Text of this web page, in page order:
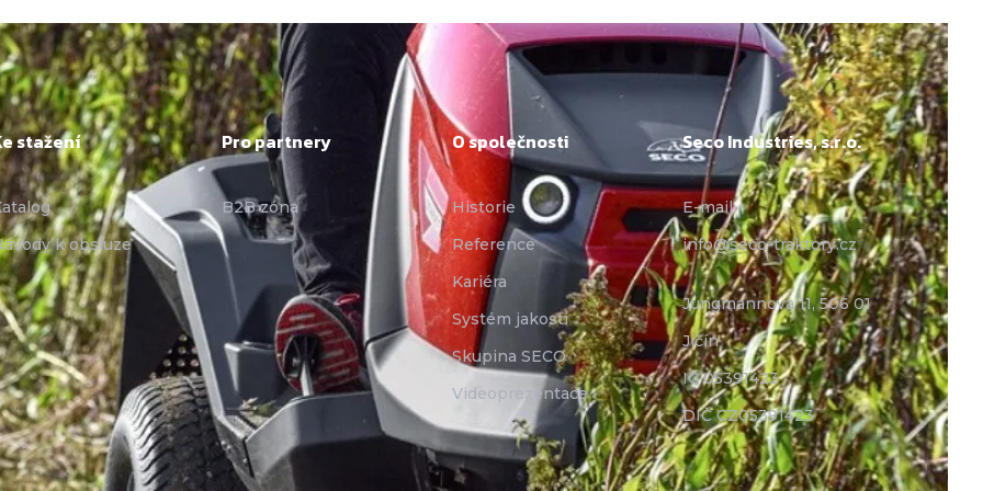
stažení
k obsluze
Pro partnery
B2B zóna
O společnosti
Historie
Reference
Kariéra
Systém jakosti
Skupina SECO
Videoprezentace
Seco Industries, s.r.o.
E-mail:
info@seco-traktory.cz
Jungmannova 11, 506 01
Jičín
IČ 05391423
DIČ CZ05391423